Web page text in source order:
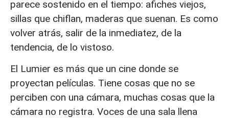
parece sostenido en el tiempo: afiches viejos,
sillas que chiflan, maderas que suenan. Es como
volver atrás, salir de la inmediatez, de la
tendencia, de lo vistoso.
El Lumier es más que un cine donde se
proyectan películas. Tiene cosas que no se
perciben con una cámara, muchas cosas que la
cámara no registra. Voces de una sala llena